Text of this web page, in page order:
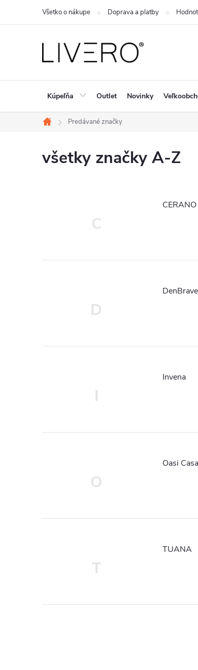
Všetko o nákupe Doprava a platby
Kúpeľňa Outlet Novinky
Domov
Predávané značky
všetky značky A-Z
C
CERANO
D
I
Invena
O
Oasi Casa
T
TUANA